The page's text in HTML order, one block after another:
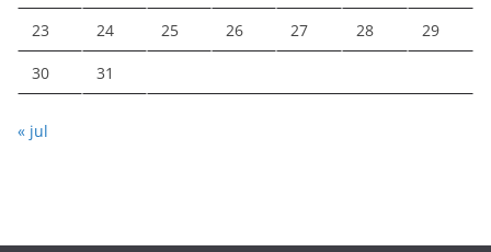
23 24 25 26 27 28 29
30 31
« jul